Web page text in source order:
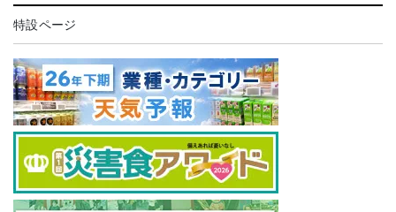
特設ページ